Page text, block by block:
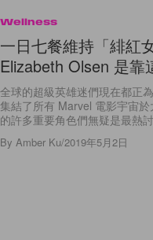
Wellness
一日七餐維持「緋紅
Elizabeth Olsen 是靠
全球的超級英雄迷們現在都正
集結了所有 Marvel 電影宇宙
的許多重要角色們無疑是最熱
By Amber Ku/2019年5月2日